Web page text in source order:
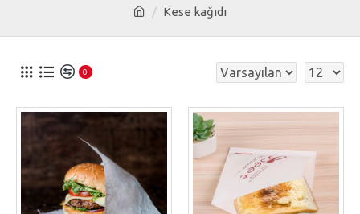
Kese kağıdı
0